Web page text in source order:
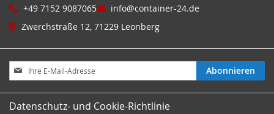
+49 7152 9087065
info@container-24.de
Zwerchstraße 12, 71229 Leonberg
Melden
Sie
sich
für
Abonnieren
Datenschutz- und Cookie-Richtlinie